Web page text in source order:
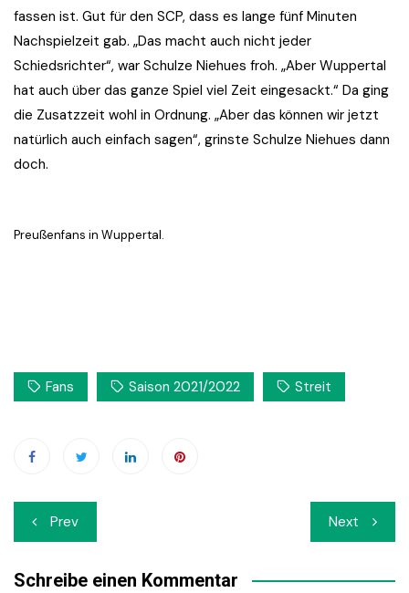
fassen ist. Gut für den SCP, dass es lange fünf Minuten
Nachspielzeit gab. „Das macht auch nicht jeder
Schiedsrichter“, war Schulze Niehues froh. „Aber Wuppertal
hat auch über das ganze Spiel viel Zeit eingesackt.“ Da ging
die Zusatzzeit wohl in Ordnung. „Aber das können wir jetzt
natürlich auch einfach sagen“, grinste Schulze Niehues dann
doch.
Preußenfans in Wuppertal.
Fans Saison 2021/2022 Streit
Beitrags-
Navigation
Prev Next
Schreibe einen Kommentar